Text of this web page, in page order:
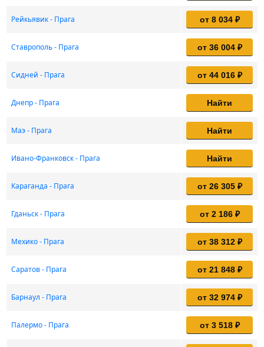
Рейкьявик - Прага от 8 034 ₽
Ставрополь - Прага от 36 004 ₽
Сидней - Прага от 44 016 ₽
Днепр - Прага Найти
Маэ - Прага Найти
Ивано-Франковск - Прага Найти
Караганда - Прага от 26 305 ₽
Гданьск - Прага от 2 186 ₽
Мехико - Прага от 38 312 ₽
Саратов - Прага от 21 848 ₽
Барнаул - Прага от 32 974 ₽
Палермо - Прага от 3 518 ₽